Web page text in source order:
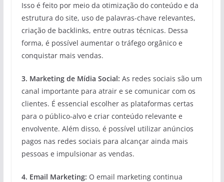
Isso é feito por meio da otimização do conteúdo e da
estrutura do site, uso de palavras-chave relevantes,
criação de backlinks, entre outras técnicas. Dessa
forma, é possível aumentar o tráfego orgânico e
conquistar mais vendas.
3. Marketing de Mídia Social: As redes sociais são um
canal importante para atrair e se comunicar com os
clientes. É essencial escolher as plataformas certas
para o público-alvo e criar conteúdo relevante e
envolvente. Além disso, é possível utilizar anúncios
pagos nas redes sociais para alcançar ainda mais
pessoas e impulsionar as vendas.
4. Email Marketing: O email marketing continua